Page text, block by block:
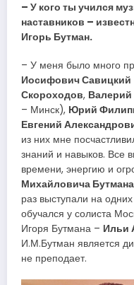
– У кого ты учился
наставников –
Игорь Бутман.
– У меня было много
Иосифович Савицкий
Скороходов,
– Минск), Юрий
Евгений
из них мне
знаний и навыков. Все
времени, энергию и
Михайловича Бутмана
раз выступали на
обучался у солиста
Игоря Бутмана – Ильи
И.М.Бутман является
не преподает.